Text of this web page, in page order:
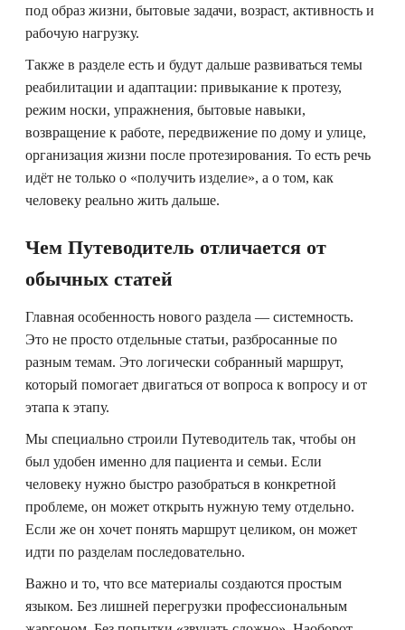
под образ жизни, бытовые задачи, возраст, активность и
рабочую нагрузку.
Также в разделе есть и будут дальше развиваться темы
реабилитации и адаптации: привыкание к протезу,
режим носки, упражнения, бытовые навыки,
возвращение к работе, передвижение по дому и улице,
организация жизни после протезирования. То есть речь
идёт не только о «получить изделие», а о том, как
человеку реально жить дальше.
Чем Путеводитель отличается от
обычных статей
Главная особенность нового раздела — системность.
Это не просто отдельные статьи, разбросанные по
разным темам. Это логически собранный маршрут,
который помогает двигаться от вопроса к вопросу и от
этапа к этапу.
Мы специально строили Путеводитель так, чтобы он
был удобен именно для пациента и семьи. Если
человеку нужно быстро разобраться в конкретной
проблеме, он может открыть нужную тему отдельно.
Если же он хочет понять маршрут целиком, он может
идти по разделам последовательно.
Важно и то, что все материалы создаются простым
языком. Без лишней перегрузки профессиональным